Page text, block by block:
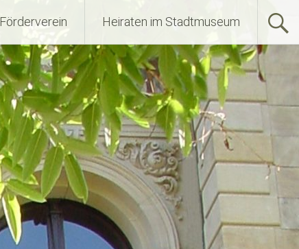
Förderverein Heiraten im Stadtmuseum